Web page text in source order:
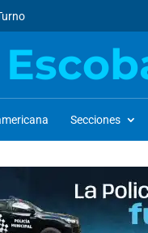
Secciones